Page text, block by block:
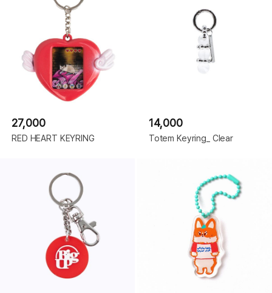
27,000
RED HEART KEYRING
14,000
Totem Keyring_ Clear